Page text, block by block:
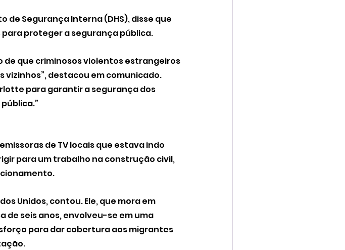
Segurança Interna (DHS), disse que
proteger a segurança pública.
de que criminosos violentos estrangeiros
vizinhos”, destacou em comunicado.
para garantir a segurança dos
de TV locais que estava indo
para um trabalho na construção civil,
Unidos, contou. Ele, que mora em
de seis anos, envolveu-se em uma
para dar cobertura aos migrantes